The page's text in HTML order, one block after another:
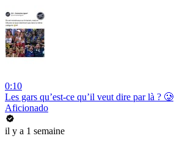
0:10
Les gars qu’est-ce qu’il veut dire par là ? 🥲
Aficionado
il y a 1 semaine